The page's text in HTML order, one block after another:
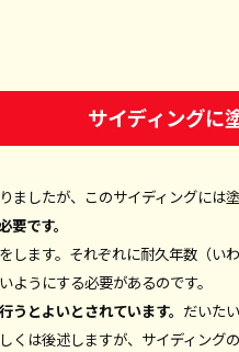
サイディングに
ましたが、このサイディングには
です。
します。それぞれに耐久年数（
うにする必要があるのです。
とよいとされています。 だいた
くは後述しますが、サイディン